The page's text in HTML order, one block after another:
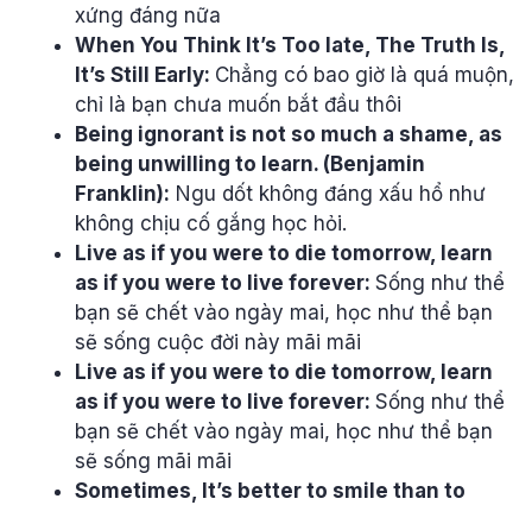
xứng đáng nữa
When You Think It’s Too late, The Truth Is,
It’s Still Early: Chẳng có bao giờ là quá muộn,
chỉ là bạn chưa muốn bắt đầu thôi
Being ignorant is not so much a shame, as
being unwilling to learn. (Benjamin
Franklin): Ngu dốt không đáng xấu hổ như
không chịu cố gắng học hỏi.
Live as if you were to die tomorrow, learn
as if you were to live forever: Sống như thể
bạn sẽ chết vào ngày mai, học như thể bạn
sẽ sống cuộc đời này mãi mãi
Live as if you were to die tomorrow, learn
as if you were to live forever: Sống như thể
bạn sẽ chết vào ngày mai, học như thể bạn
sẽ sống mãi mãi
Sometimes, It’s better to smile than to